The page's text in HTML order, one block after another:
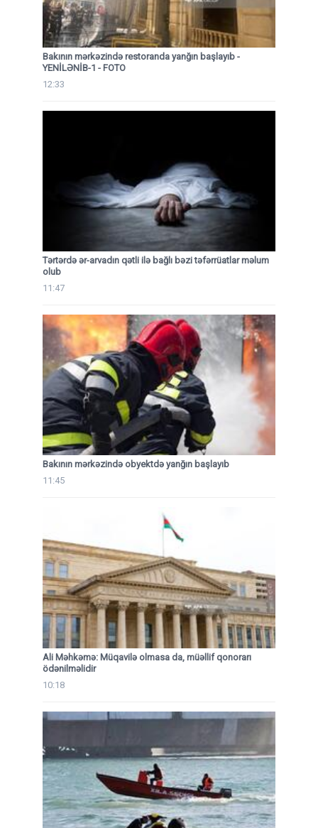
Bakının mərkəzində restoranda yanğın başlayıb -
YENİLƏNİB-1 - FOTO
12:33
Tərtərdə ər-arvadın qətli ilə bağlı bəzi təfərrüatlar məlum
olub
11:47
Bakının mərkəzində obyektdə yanğın başlayıb
11:45
Ali Məhkəmə: Müqavilə olmasa da, müəllif qonorarı
ödənilməlidir
10:18